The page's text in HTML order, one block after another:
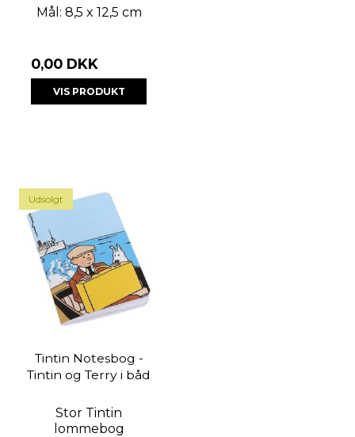
Mål: 8,5 x 12,5 cm
0,00 DKK
VIS PRODUKT
Udsolgt
Tintin Notesbog -
Tintin og Terry i båd
Stor Tintin
lommebog